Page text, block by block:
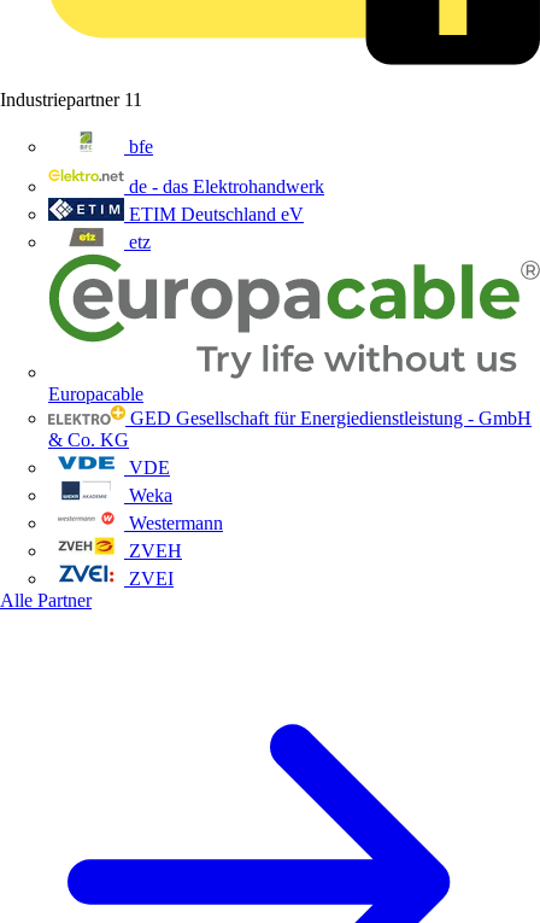
Industriepartner 11
bfe
de - das Elektrohandwerk
ETIM Deutschland eV
etz
Europacable
GED Gesellschaft für Energiedienstleistung - GmbH
& Co. KG
VDE
Weka
Westermann
ZVEH
ZVEI
Alle Partner